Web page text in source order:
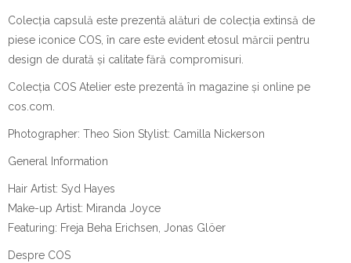
Colecția capsulă este prezentă alături de colecția extinsă de
piese iconice COS, în care este evident etosul mărcii pentru
design de durată și calitate fără compromisuri.
Colecția COS Atelier este prezentă în magazine și online pe
cos.com.
Photographer: Theo Sion Stylist: Camilla Nickerson
General Information
Hair Artist: Syd Hayes
Make-up Artist: Miranda Joyce
Featuring: Freja Beha Erichsen, Jonas Glöer
Despre COS